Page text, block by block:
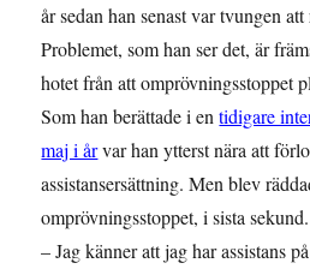
år sedan han senast var tvungen
Problemet, som han ser det, är
hotet från att omprövningsstoppet
Som han berättade i entidigare
maj i årvar han ytterst nära att
assistansersättning. Men blev
omprövningsstoppet, i sista sekund.
– Jag känner att jag har assistans